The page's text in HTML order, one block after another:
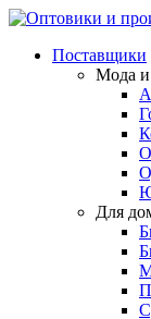
Поставщики
Мода и
Для